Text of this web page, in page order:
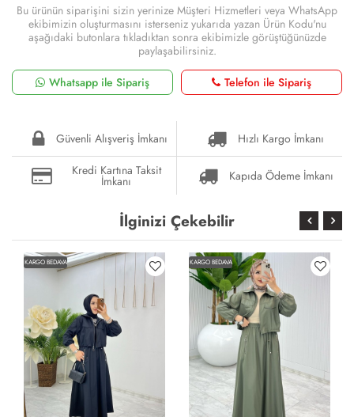
Bu ürünün siparişini sizin yerinize Müşteri Hizmetleri veya WhatsApp
ekibimizin oluşturmasını isterseniz yukarıda yazan Ürün Kodu'nu
aşağıdaki butonlara tıkladıktan sonra ekibimizle görüştüğünüzde
paylaşabilirsiniz.
Whatsapp ile Sipariş
Telefon ile Sipariş
Güvenli Alışveriş İmkanı
Hızlı Kargo İmkanı
Kredi Kartına Taksit
İmkanı Kapıda Ödeme İmkanı
İlginizi Çekebilir
KARGO BEDAVA KARGO BEDAVA